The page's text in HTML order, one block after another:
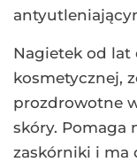
Nagietek od lat
kosmetycznej,
prozdrowotne
skóry. Pomaga
zaskórniki i ma